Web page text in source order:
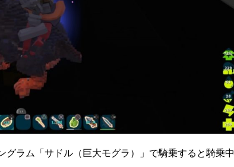
グラム「サドル（巨大モグラ）」で騎乗すると騎乗中